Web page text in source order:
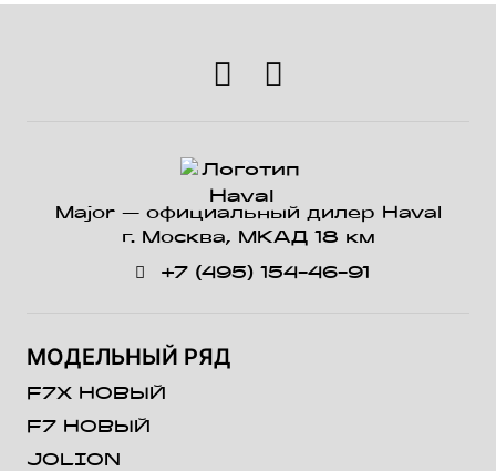
Major — официальный дилер Haval
г. Москва, МКАД 18 км
+7 (495) 154-46-91
МОДЕЛЬНЫЙ РЯД
F7X НОВЫЙ
F7 НОВЫЙ
JOLION